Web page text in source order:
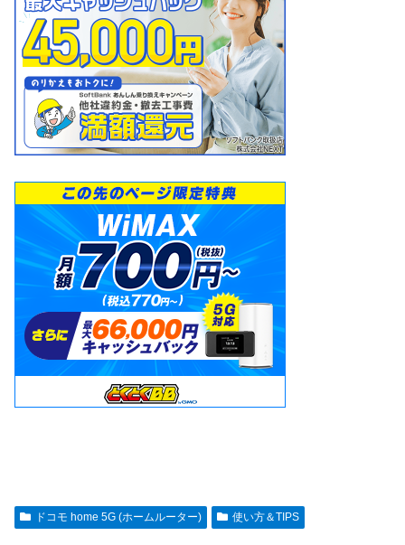
ドコモ home 5G (ホームルーター) 使い方＆TIPS